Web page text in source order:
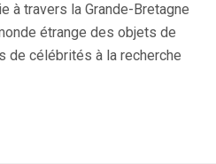
à travers la Grande-Bretagne
étrange des objets de
de célébrités à la recherche